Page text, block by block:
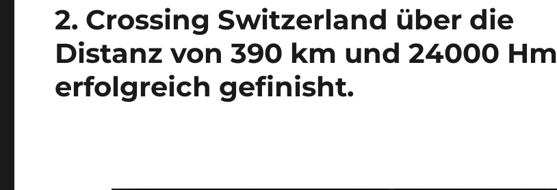
2. Crossing Switzerland über die
Distanz von 390 km und 24000 Hm
erfolgreich gefinisht.